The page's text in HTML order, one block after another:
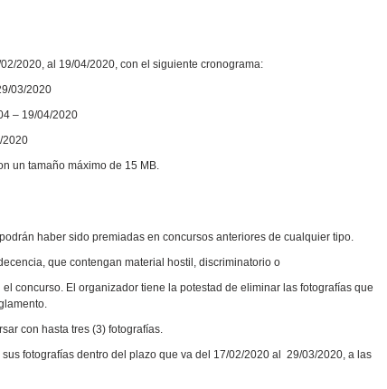
2020, al 19/04/2020, con el siguiente cronograma:
03/2020
– 19/04/2020
2020
un tamaño máximo de 15 MB.
haber sido premiadas en concursos anteriores de cualquier tipo.
que contengan material hostil, discriminatorio o
concurso. El organizador tiene la potestad de eliminar las fotografías que
con hasta tres (3) fotografías.
fotografías dentro del plazo que va del 17/02/2020 al 29/03/2020, a las